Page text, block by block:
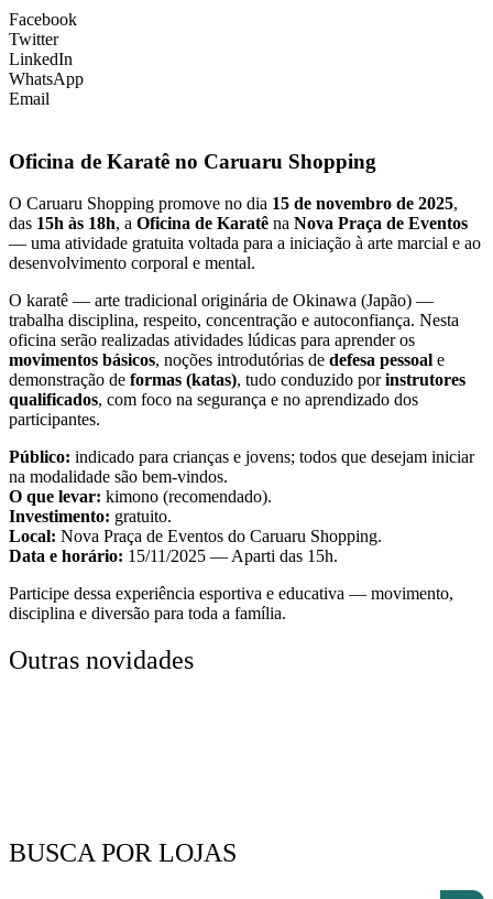
Facebook
Twitter
LinkedIn
WhatsApp
Email
Oficina de Karatê no Caruaru Shopping
O Caruaru Shopping promove no dia 15 de novembro de 2025,
das 15h às 18h, a Oficina de Karatê na Nova Praça de Eventos
— uma atividade gratuita voltada para a iniciação à arte marcial e ao
desenvolvimento corporal e mental.
O karatê — arte tradicional originária de Okinawa (Japão) —
trabalha disciplina, respeito, concentração e autoconfiança. Nesta
oficina serão realizadas atividades lúdicas para aprender os
movimentos básicos, noções introdutórias de defesa pessoal e
demonstração de formas (katas), tudo conduzido porinstrutores
qualificados, com foco na segurança e no aprendizado dos
participantes.
Público: indicado para crianças e jovens; todos que desejam iniciar
na modalidade são bem-vindos.
O que levar: kimono (recomendado).
Investimento: gratuito.
Local: Nova Praça de Eventos do Caruaru Shopping.
Data e horário: 15/11/2025 — Aparti das 15h.
Participe dessa experiência esportiva e educativa — movimento,
disciplina e diversão para toda a família.
Outras novidades
BUSCA POR LOJAS